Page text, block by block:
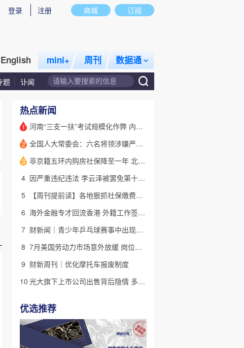
商城 订阅
登录 注册
English mini+ 周刊 数据通
题 讣闻
话题 特别呈现 私房课
热点新闻
1 河南“三支一扶”考试规模化作弊 内外勾结提前获取试卷
2 全国人大常委会：六名将领涉嫌严重违纪违法 被罢免全国人大代表
3
非京籍五环内购房社保降至一年 北京市公积金最高可贷340万元
4
因严重违纪违法 李云泽被罢免第十四届全国人大代表职务
5
【周刊提前读】各地狠抓社保缴费基数 合规与企业减负如何平衡？
6
海外金融专才回流香港 外籍工作签证翻倍
7
财新闻｜青少年乒乓球赛事中出现严重赛风赛纪问题，乒协发文
8
7月美国劳动力市场意外放缓 岗位减少2.3万个失业率降至4.1%
9 财新周刊｜优化摩托车报废制度
10
光大旗下上市公司出售背后隐情 多人卷入医疗腐败案被查
优选推荐